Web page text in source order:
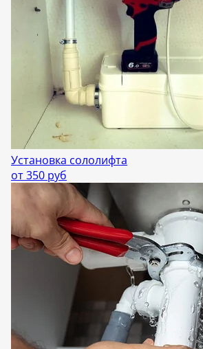
Установка сололифта
от 350 руб